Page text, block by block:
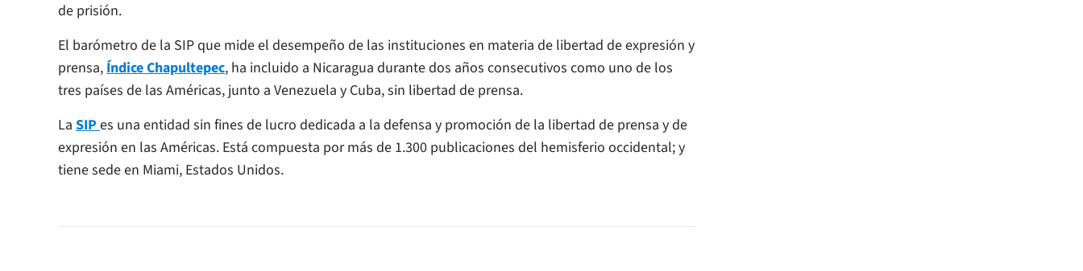
de prisión.
El barómetro de la SIP que mide el desempeño de las instituciones en materia de libertad de expresión y
prensa,Índice Chapultepec, ha incluido a Nicaragua durante dos años consecutivos como uno de los
tres países de las Américas, junto a Venezuela y Cuba, sin libertad de prensa.
La SIPes una entidad sin fines de lucro dedicada a la defensa y promoción de la libertad de prensa y de
expresión en las Américas. Está compuesta por más de 1.300 publicaciones del hemisferio occidental; y
tiene sede en Miami, Estados Unidos.